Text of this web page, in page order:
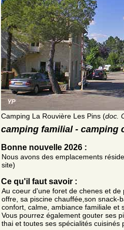
Camping La Rouvière Les Pins (doc.
camping familial - camping
Bonne nouvelle 2026 :
Nous avons des emplacements
site)
Ce qu'il faut savoir :
Au coeur d'une foret de chenes et
offre, sa piscine chauffée,son snack-
confort, calme, ambiance familiale et
Vous pourrez également gouter ses
thai et toutes ses spécialités cuisinés